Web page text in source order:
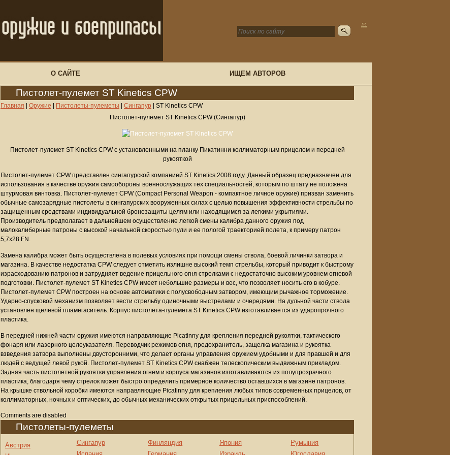
О САЙТЕ ИЩЕМ АВТОРОВ
Пистолет-пулемет ST Kinetics CPW
Главная Оружие Пистолеты-пулеметы Сингапур
ST Kinetics CPW
Пистолет-пулемет ST Kinetics CPW (Сингапур)
Пистолет-пулемет ST Kinetics CPW с установленными на планку Пикатинни коллиматорным прицелом и передней
рукояткой
Пистолет-пулемет CPW представлен сингапурской компанией ST Kinetics 2008 году. Данный образец предназначен для
использования в качестве оружия самообороны военнослужащих тех специальностей, которым по штату не положена
штурмовая винтовка. Пистолет-пулемет CPW (Compact Personal Weapon - компактное личное оружие) призван заменить
обычные самозарядные пистолеты в сингапурских вооруженных силах с целью повышения эффективности стрельбы по
защищенным средствами индивидуальной бронезащиты целям или находящимся за легкими укрытиями.
Производитель предполагает в дальнейшем осуществление легкой смены калибра данного оружия под
малокалиберные патроны с высокой начальной скоростью пули и ее пологой траекторией полета, к примеру патрон
5,7x28 FN.
Замена калибра может быть осуществлена в полевых условиях при помощи смены ствола, боевой личинки затвора и
магазина. В качестве недостатка CPW следует отметить излишне высокий темп стрельбы, который приводит к быстрому
израсходованию патронов и затрудняет ведение прицельного огня стрелками с недостаточно высоким уровнем огневой
подготовки. Пистолет-пулемет ST Kinetics CPW имеет небольшие размеры и вес, что позволяет носить его в кобуре.
Пистолет-пулемет CPW построен на основе автоматики с полусвободным затвором, имеющим рычажное торможение.
Ударно-спусковой механизм позволяет вести стрельбу одиночными выстрелами и очередями. На дульной части ствола
установлен щелевой пламегаситель. Корпус пистолета-пулемета ST Kinetics CPW изготавливается из ударопрочного
пластика.
В передней нижней части оружия имеются направляющие Picatinny для крепления передней рукоятки, тактического
фонаря или лазерного целеуказателя. Переводчик режимов огня, предохранитель, защелка магазина и рукоятка
взведения затвора выполнены двусторонними, что делает органы управления оружием удобными и для правшей и для
людей с ведущей левой рукой. Пистолет-пулемет ST Kinetics CPW снабжен телескопическим выдвижным прикладом.
Задняя часть пистолетной рукоятки управления огнем и корпуса магазинов изготавливаются из полупрозрачного
пластика, благодаря чему стрелок может быстро определить примерное количество оставшихся в магазине патронов.
На крышке ствольной коробки имеются направляющие Picatinny для крепления любых типов современных прицелов, от
коллиматорных, ночных и оптических, до обычных механических открытых прицельных приспособлений.
Comments are disabled
Пистолеты-пулеметы
Австрия
Сингапур
Финляндия
Япония
Румыния